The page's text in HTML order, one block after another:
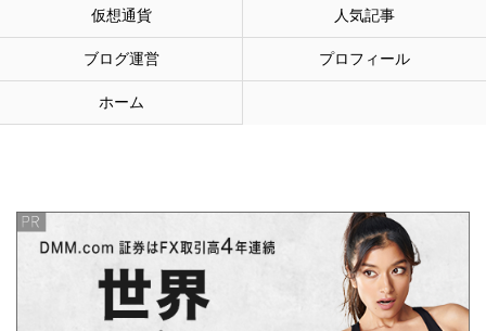
仮想通貨 人気記事
ブログ運営 プロフィール
ホーム